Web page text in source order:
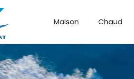
Maison Chaud